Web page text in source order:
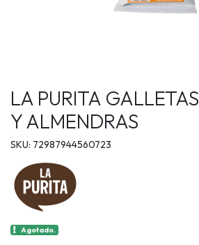
LA PURITA
Y ALMENDRAS
SKU: 72987944560723
Agotado.